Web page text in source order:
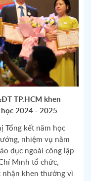
TP.HCM khen
2024 - 2025
Tổng kết năm học
nhiệm vụ năm
dục ngoài công lập
Minh tổ chức,
nhận khen thưởng vì